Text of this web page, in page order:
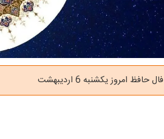
فال حافظ امروز یکشنبه 6 اردیبهشت